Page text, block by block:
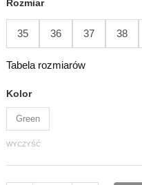
Rozmiar
35 36 37 38
Tabela rozmiarów
Kolor
Green
WYCZYŚĆ